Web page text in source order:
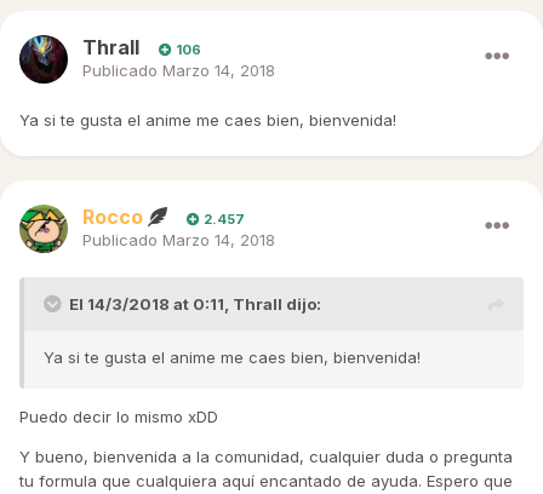
Thrall 106
Publicado Marzo 14, 2018
Ya si te gusta el anime me caes bien, bienvenida!
Rocco 2.457
Publicado Marzo 14, 2018
El 14/3/2018 at 0:11, Thrall dijo:
Ya si te gusta el anime me caes bien, bienvenida!
Puedo decir lo mismo xDD
Y bueno, bienvenida a la comunidad, cualquier duda o pregunta
tu formula que cualquiera aquí encantado de ayuda. Espero que